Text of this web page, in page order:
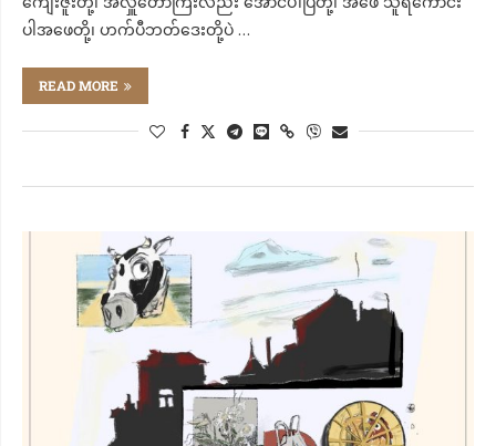
ပါအဖေတို့၊ ဟက်ပီဘတ်ဒေးတို့ပဲ …
READ MORE